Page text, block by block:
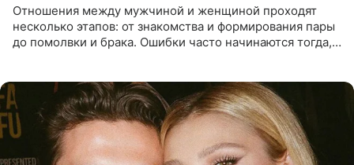
Отношения между мужчиной и женщиной проходят
несколько этапов: от знакомства и формирования пары
до помолвки и брака. Ошибки часто начинаются тогда,